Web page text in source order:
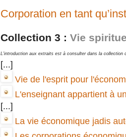
Corporation en tant
Collection 3 : Vie
L'introduction aux extraits est à consulter dans la collection
[...]
Vie de l'esprit pour
L'enseignant appartient à
[...]
La vie économique jadis